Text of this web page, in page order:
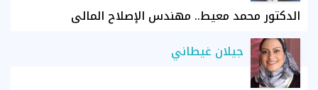
الدكتور محمد معيط.. مهندس الإصلاح المالي
جيلان غيطاني